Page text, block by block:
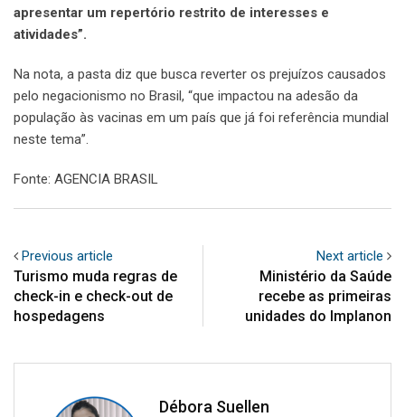
apresentar um repertório restrito de interesses e
atividades”.
Na nota, a pasta diz que busca reverter os prejuízos causados
pelo negacionismo no Brasil, “que impactou na adesão da
população às vacinas em um país que já foi referência mundial
neste tema”.
Fonte: AGENCIA BRASIL
Previous article
Turismo muda regras de
check-in e check-out de
hospedagens
Next article
Ministério da Saúde
recebe as primeiras
unidades do Implanon
Débora Suellen